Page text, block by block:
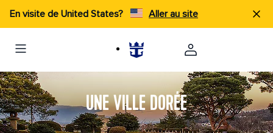
En visite de United States? Aller au site
UNE VILLE DORÉE